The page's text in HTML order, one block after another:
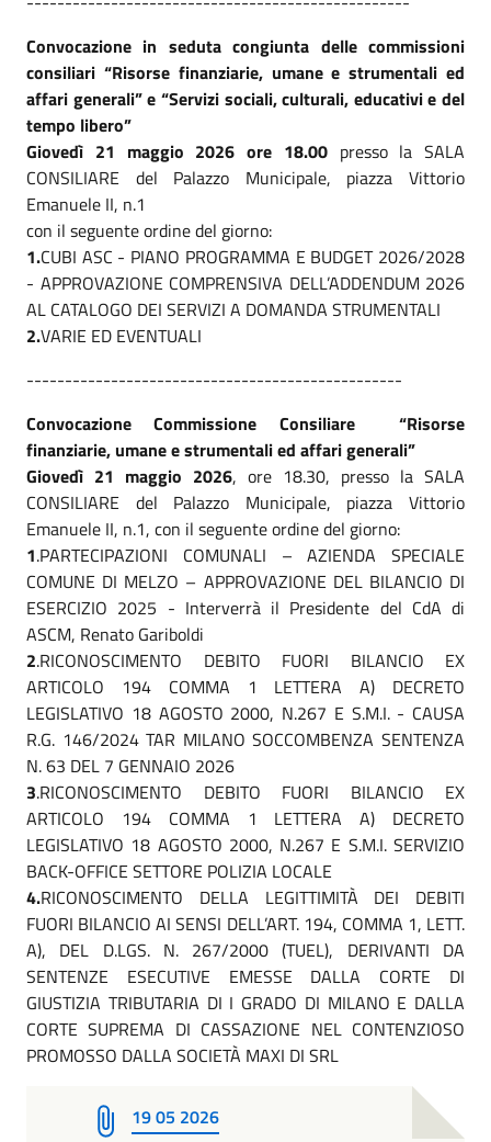
Convocazione in seduta congiunta delle commissioni
consiliari “Risorse finanziarie, umane e strumentali ed
affari generali” e “Servizi sociali, culturali, educativi e del
tempo libero”
Giovedì 21 maggio 2026 ore 18.00 presso la SALA
CONSILIARE del Palazzo Municipale, piazza Vittorio
Emanuele II, n.1
con il seguente ordine del giorno:
1.CUBI ASC - PIANO PROGRAMMA E BUDGET 2026/2028
- APPROVAZIONE COMPRENSIVA DELL’ADDENDUM 2026
AL CATALOGO DEI SERVIZI A DOMANDA STRUMENTALI
2.VARIE ED EVENTUALI
-------------------------------------------------
Convocazione Commissione Consiliare “Risorse
finanziarie, umane e strumentali ed affari generali”
Giovedì 21 maggio 2026, ore 18.30, presso la SALA
CONSILIARE del Palazzo Municipale, piazza Vittorio
Emanuele II, n.1, con il seguente ordine del giorno:
1.PARTECIPAZIONI COMUNALI – AZIENDA SPECIALE
COMUNE DI MELZO – APPROVAZIONE DEL BILANCIO DI
ESERCIZIO 2025 - Interverrà il Presidente del CdA di
ASCM, Renato Gariboldi
2.RICONOSCIMENTO DEBITO FUORI BILANCIO EX
ARTICOLO 194 COMMA 1 LETTERA A) DECRETO
LEGISLATIVO 18 AGOSTO 2000, N.267 E S.M.I. - CAUSA
R.G. 146/2024 TAR MILANO SOCCOMBENZA SENTENZA
N. 63 DEL 7 GENNAIO 2026
3.RICONOSCIMENTO DEBITO FUORI BILANCIO EX
ARTICOLO 194 COMMA 1 LETTERA A) DECRETO
LEGISLATIVO 18 AGOSTO 2000, N.267 E S.M.I. SERVIZIO
BACK-OFFICE SETTORE POLIZIA LOCALE
4.RICONOSCIMENTO DELLA LEGITTIMITÀ DEI DEBITI
FUORI BILANCIO AI SENSI DELL’ART. 194, COMMA 1, LETT.
A), DEL D.LGS. N. 267/2000 (TUEL), DERIVANTI DA
SENTENZE ESECUTIVE EMESSE DALLA CORTE DI
GIUSTIZIA TRIBUTARIA DI I GRADO DI MILANO E DALLA
CORTE SUPREMA DI CASSAZIONE NEL CONTENZIOSO
PROMOSSO DALLA SOCIETÀ MAXI DI SRL
19 05 2026